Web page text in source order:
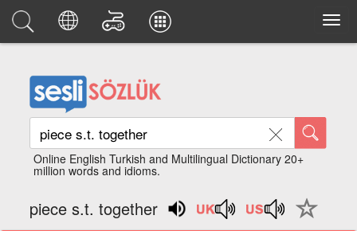
Online English Turkish and Multilingual Dictionary 20+
million words and idioms.
piece s.t. together